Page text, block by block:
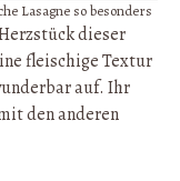
Lasagne so besonders
dieser
fleischige Textur
auf. Ihr
den anderen